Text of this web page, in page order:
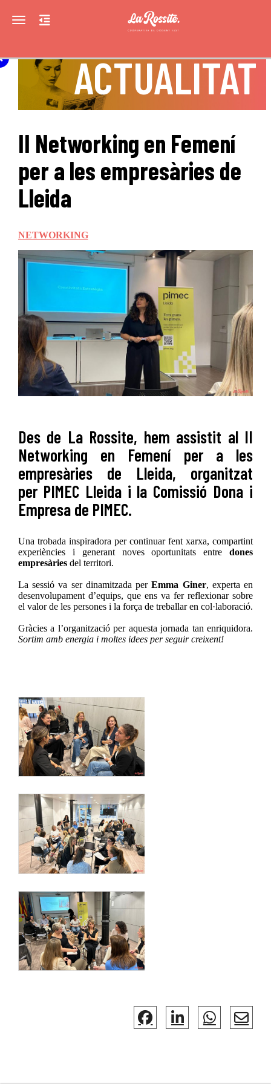
Toggle navigation
ACTUALITAT
II Networking en Femení
per a les empresàries de
Lleida
NETWORKING
Des de La Rossite, hem assistit al II
Networking en Femení per a les
empresàries de Lleida, organitzat
per PIMEC Lleida i la Comissió Dona i
Empresa de PIMEC.
Una trobada inspiradora per continuar fent xarxa, compartint
experiències i generant noves oportunitats entredones
empresàriesdel territori.
La sessió va ser dinamitzada perEmma Giner, experta en
desenvolupament d’equips, que ens va fer reflexionar sobre
el valor de les persones i la força de treballar en col·laboració.
Gràcies a l’organització per aquesta jornada tan enriquidora.
Sortim amb energia i moltes idees per seguir creixent!